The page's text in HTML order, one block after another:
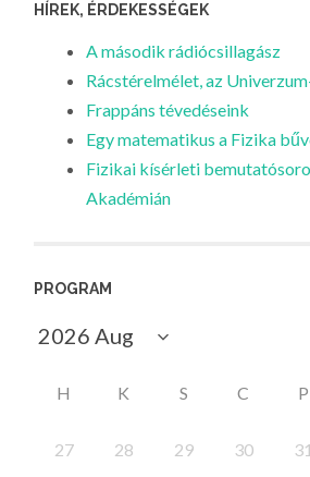
HÍREK, ÉRDEKESSÉGEK
A második rádiócsillagász
Rácstérelmélet, az
Frappáns tévedéseink
Egy matematikus a Fizika
Fizikai kísérleti
Akadémián
PROGRAM
H K S C P
27 28 29 30 31